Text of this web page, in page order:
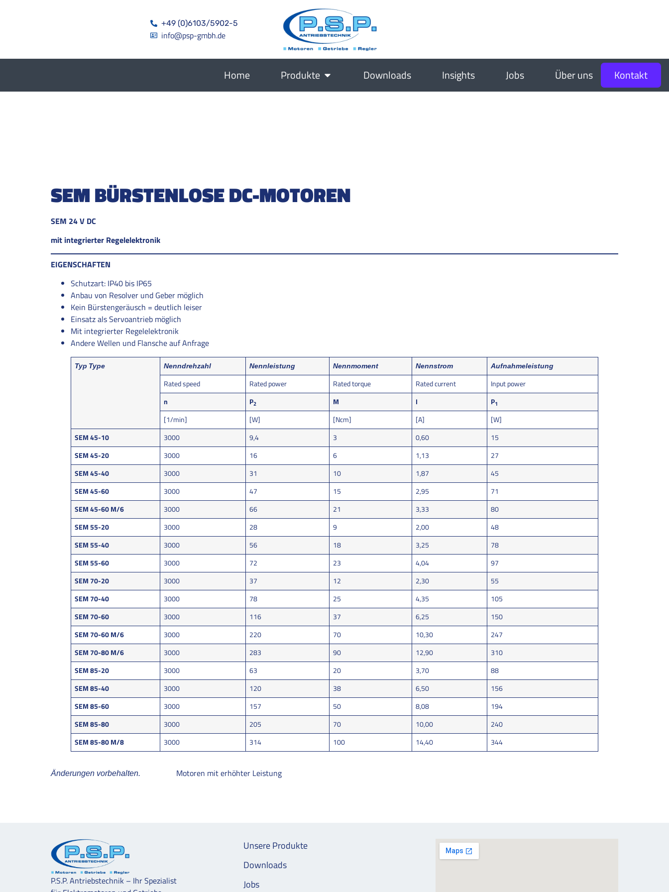
+49 (0)6103/5902-5
info@psp-gmbh.de
Home Produkte Downloads Insights Jobs Über uns Kontakt
SEM BÜRSTENLOSE DC-MOTOREN
SEM 24 V DC
mit integrierter Regelelektronik
EIGENSCHAFTEN
Schutzart: IP40 bis IP65
Anbau von Resolver und Geber möglich
Kein Bürstengeräusch = deutlich leiser
Einsatz als Servoantrieb möglich
Mit integrierter Regelelektronik
Andere Wellen und Flansche auf Anfrage
Typ Type Nenndrehzahl Nennleistung Nennmoment Nennstrom Aufnahmeleistung
Rated speed Rated power Rated torque Rated current
Input power
n
P2 M I P1
[1/min] [W] [Ncm] [A]
[W]
SEM 45-10
3000 9,4 3 0,60
15
SEM 45-20
3000 16 6 1,13
27
SEM 45-40
3000 31 10 1,87
45
SEM 45-60
3000 47 15 2,95
71
SEM 45-60 M/6
3000 66 21 3,33
80
SEM 55-20
3000 28 9 2,00
48
SEM 55-40
3000 56 18 3,25
78
SEM 55-60
3000 72 23 4,04
97
SEM 70-20
3000 37 12 2,30
55
SEM 70-40
3000 78 25 4,35
105
SEM 70-60
3000 116 37 6,25
150
SEM 70-60 M/6
3000 220 70 10,30
247
SEM 70-80 M/6
3000 283 90 12,90
310
SEM 85-20
3000 63 20 3,70
88
SEM 85-40
3000 120 38 6,50
156
SEM 85-60
3000 157 50 8,08
194
SEM 85-80
3000 205 70 10,00
240
SEM 85-80 M/8
3000 314 100 14,40 344
Änderungen vorbehalten. Motoren mit erhöhter Leistung
P.S.P. Antriebstechnik – Ihr Spezialist
Unsere Produkte
Downloads
Jobs